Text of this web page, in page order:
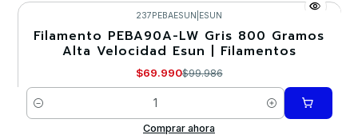
-30%
237PEBAESUN ESUN
Filamento PEBA90A-LW Gris 800 Gramos
Alta Velocidad Esun | Filamentos
$69.990$99.986
Cantidad
Comprar ahora